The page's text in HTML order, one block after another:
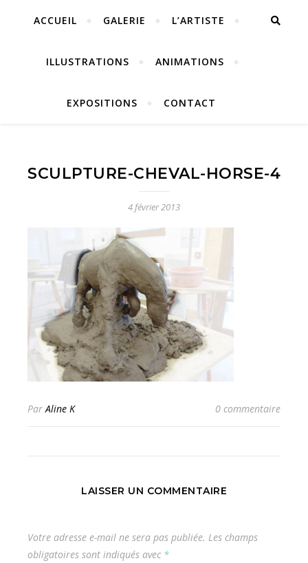
ACCUEIL GALERIE L’ARTISTE
ILLUSTRATIONS ANIMATIONS
EXPOSITIONS CONTACT
SCULPTURE-CHEVAL-HORSE-4
4 février 2013
ParAline K 0 commentaire
LAISSER UN COMMENTAIRE
Votre adresse e-mail ne sera pas publiée. Les champs
obligatoires sont indiqués avec *